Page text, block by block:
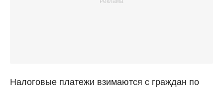
Налоговые платежи взимаются с граждан по